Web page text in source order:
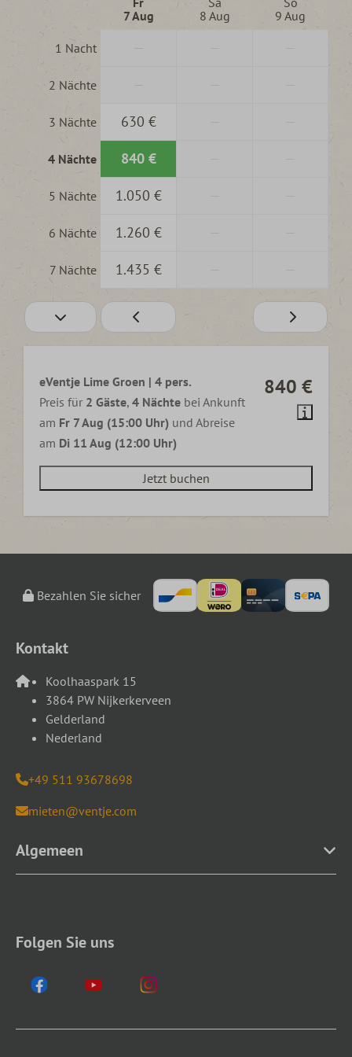
7 Aug
8 Aug
9 Aug
1 Nacht
2 Nächte
3 Nächte 630 €
4 Nächte 840 €
5 Nächte 1.050 €
6 Nächte 1.260 €
7 Nächte 1.435 €
840 €
eVentje Lime Groen | 4 pers.
Preis für 2 Gäste, 4 Nächte bei Ankunft
am Fr 7 Aug (15:00 Uhr) und Abreise
am Di 11 Aug (12:00 Uhr)
Jetzt buchen
Bezahlen Sie sicher
Kontakt
Koolhaaspark 15
3864 PW Nijkerkerveen
Gelderland
Nederland
+49 511 93678698
mieten@ventje.com
Algemeen
Folgen Sie uns